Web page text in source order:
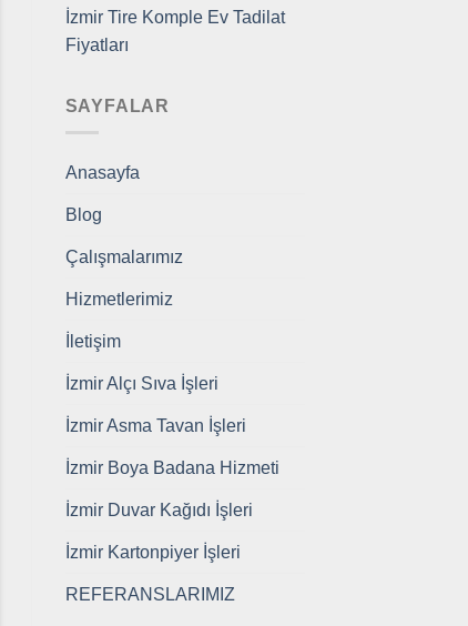
İzmir Tire Komple Ev Tadilat
Fiyatları
SAYFALAR
Anasayfa
Blog
Çalışmalarımız
Hizmetlerimiz
İletişim
İzmir Alçı Sıva İşleri
İzmir Asma Tavan İşleri
İzmir Boya Badana Hizmeti
İzmir Duvar Kağıdı İşleri
İzmir Kartonpiyer İşleri
REFERANSLARIMIZ